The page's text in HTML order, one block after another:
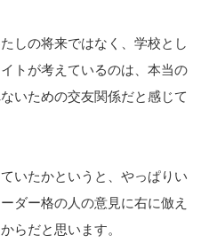
しの将来ではなく、学校とし
トが考えているのは、本当の
いための交友関係だと感じて
いたかというと、やっぱりい
ダー格の人の意見に右に倣え
らだと思います。